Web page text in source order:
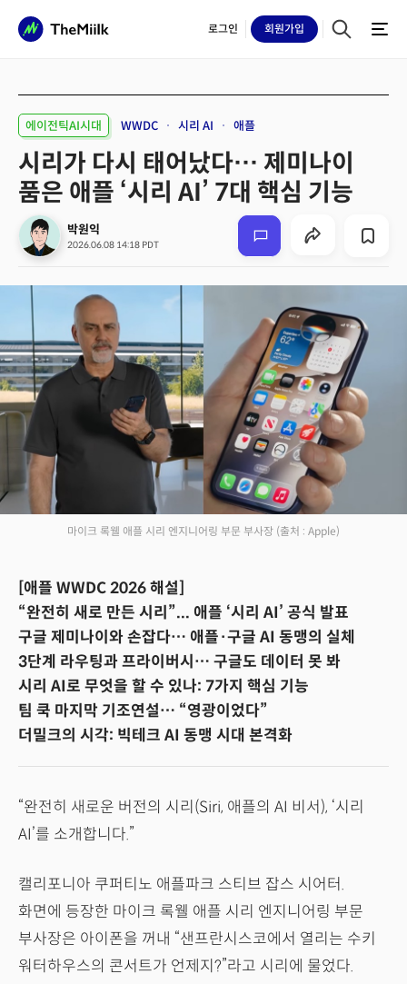
로그인 회원가입
에이전틱AI시대 WWDC 시리 AI 애플
시리가 다시 태어났다… 제미나이
품은 애플 ‘시리 AI’ 7대 핵심 기능
박원익
2026.06.08 14:18 PDT
마이크 록웰 애플 시리 엔지니어링 부문 부사장 (출처 : Apple)
[애플 WWDC 2026 해설]
“완전히 새로 만든 시리”... 애플 ‘시리 AI’ 공식 발표
구글 제미나이와 손잡다… 애플·구글 AI 동맹의 실체
3단계 라우팅과 프라이버시… 구글도 데이터 못 봐
시리 AI로 무엇을 할 수 있나: 7가지 핵심 기능
팀 쿡 마지막 기조연설… “영광이었다”
더밀크의 시각: 빅테크 AI 동맹 시대 본격화
“완전히 새로운 버전의 시리(Siri, 애플의 AI 비서), ‘시리
AI’를 소개합니다.”
캘리포니아 쿠퍼티노 애플파크 스티브 잡스 시어터.
화면에 등장한 마이크 록웰 애플 시리 엔지니어링 부문
부사장은 아이폰을 꺼내 “샌프란시스코에서 열리는 수키
워터하우스의 콘서트가 언제지?”라고 시리에 물었다.